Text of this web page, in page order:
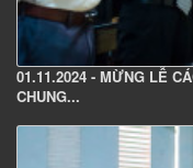
01.11.2024 - MỪNG LỄ
CHUNG...